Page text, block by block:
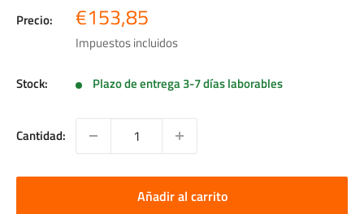
Precio: Precio
de
venta
€153,85
Impuestos incluidos
Stock: Plazo de entrega 3-7 días laborables
Cantidad:
Añadir al carrito